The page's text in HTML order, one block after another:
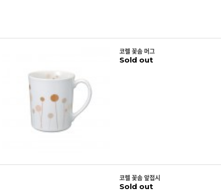
코렐 꽃솜 머그
Sold out
코렐 꽃솜 앞접시
Sold out